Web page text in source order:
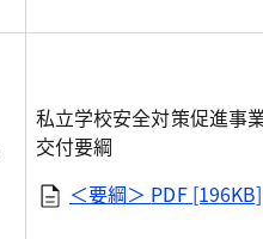
私立学校安全対策促進事
交付要綱
＜要綱＞ PDF [196KB]